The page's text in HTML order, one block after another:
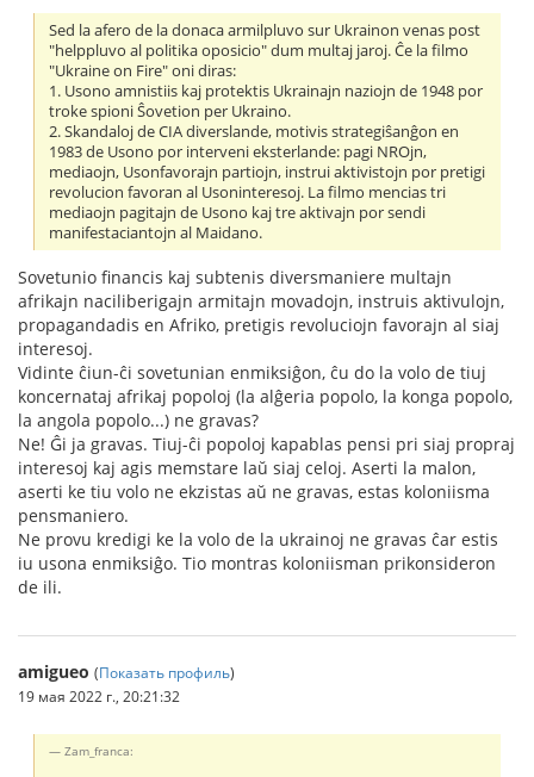
Sed la afero de la donaca armilpluvo sur Ukrainon venas post
"helppluvo al politika oposicio" dum multaj jaroj. Ĉe la filmo
"Ukraine on Fire" oni diras:
1. Usono amnistiis kaj protektis Ukrainajn naziojn de 1948 por
troke spioni Ŝovetion per Ukraino.
2. Skandaloj de CIA diverslande, motivis strategiŝanĝon en
1983 de Usono por interveni eksterlande: pagi NROjn,
mediaojn, Usonfavorajn partiojn, instrui aktivistojn por pretigi
revolucion favoran al Usoninteresoj. La filmo mencias tri
mediaojn pagitajn de Usono kaj tre aktivajn por sendi
manifestaciantojn al Maidano.
Sovetunio financis kaj subtenis diversmaniere multajn
afrikajn naciliberigajn armitajn movadojn, instruis aktivulojn,
propagandadis en Afriko, pretigis revoluciojn favorajn al siaj
interesoj.
Vidinte ĉiun-ĉi sovetunian enmiksiĝon, ĉu do la volo de tiuj
koncernataj afrikaj popoloj (la alĝeria popolo, la konga popolo,
la angola popolo...) ne gravas?
Ne! Ĝi ja gravas. Tiuj-ĉi popoloj kapablas pensi pri siaj propraj
interesoj kaj agis memstare laŭ siaj celoj. Aserti la malon,
aserti ke tiu volo ne ekzistas aŭ ne gravas, estas koloniisma
pensmaniero.
Ne provu kredigi ke la volo de la ukrainoj ne gravas ĉar estis
iu usona enmiksiĝo. Tio montras koloniisman prikonsideron
de ili.
amigueo (Показать профиль)
19 мая 2022 г., 20:21:32
Zam_franca: